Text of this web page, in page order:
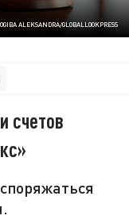
ALEKSANDRA/GLOBALLOOKPRESS
счетов